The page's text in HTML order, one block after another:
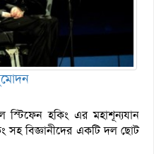
হকিং এর মহাশূন্যযান
সহ বিজ্ঞানীদের একটি দল ছোট